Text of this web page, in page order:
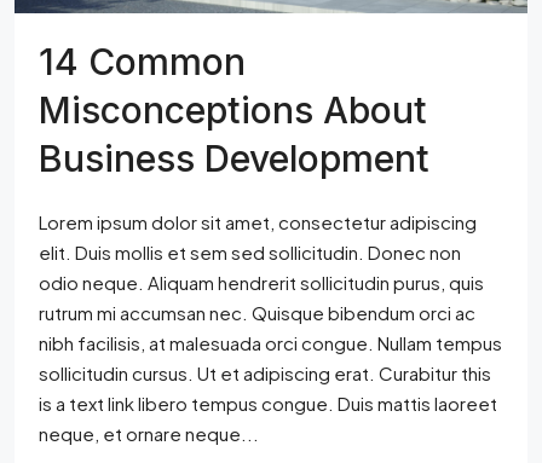
14 Common
Misconceptions About
Business Development
Lorem ipsum dolor sit amet, consectetur adipiscing
elit. Duis mollis et sem sed sollicitudin. Donec non
odio neque. Aliquam hendrerit sollicitudin purus, quis
rutrum mi accumsan nec. Quisque bibendum orci ac
nibh facilisis, at malesuada orci congue. Nullam tempus
sollicitudin cursus. Ut et adipiscing erat. Curabitur this
is a text link libero tempus congue. Duis mattis laoreet
neque, et ornare neque...